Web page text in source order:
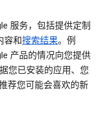
服务，包括提供定制
容和搜索结果。例
产品的情况向您提供
您已安装的应用、您
荐您可能会喜欢的新